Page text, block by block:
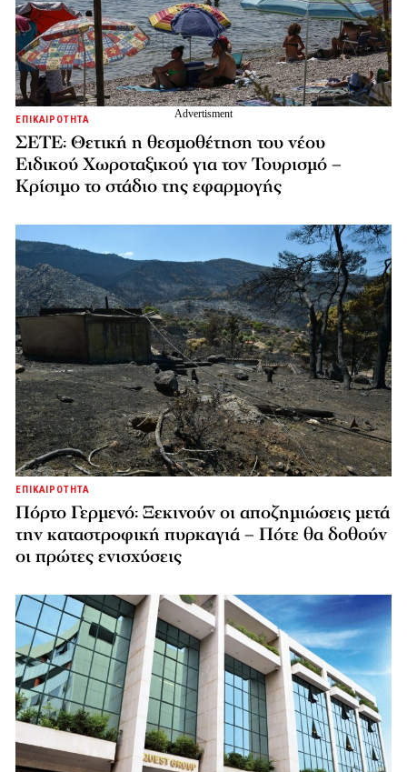
ΕΠΙΚΑΙΡΟΤΗΤΑ
ΣΕΤΕ: Θετική η θεσμοθέτηση του νέου
Ειδικού Χωροταξικού για τον Τουρισμό –
Κρίσιμο το στάδιο της εφαρμογής
ΕΠΙΚΑΙΡΟΤΗΤΑ
Πόρτο Γερμενό: Ξεκινούν οι αποζημιώσεις μετά
την καταστροφική πυρκαγιά – Πότε θα δοθούν
οι πρώτες ενισχύσεις